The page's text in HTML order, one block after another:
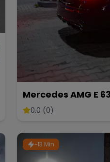
Mercedes AMG E 63
Power
0.0 (0)
~13 Min